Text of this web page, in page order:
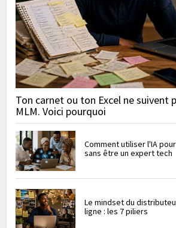
Ton carnet ou ton Excel ne suivent
MLM. Voici pourquoi
Comment utiliser l'IA
sans être un expert tech
Le mindset du
ligne : les 7 piliers